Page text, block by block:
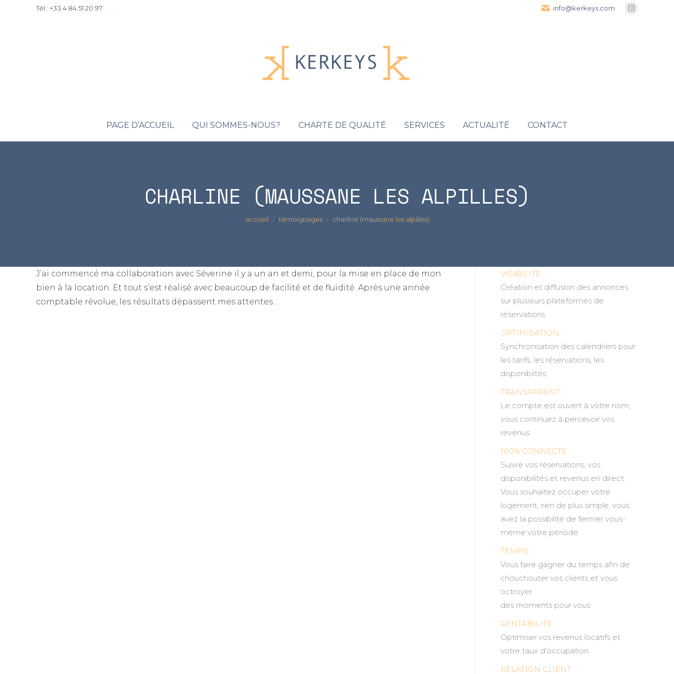
Tél : +33 4 84 51 20 97 info@kerkeys.com
Instagram
PAGE D’ACCUEIL QUI SOMMES-NOUS? CHARTE DE QUALITÉ SERVICES ACTUALITÉ CONTACT
CHARLINE (MAUSSANE LES ALPILLES)
Vous êtes ici :
accueil témoignages charline (maussane les alpilles)
J’ai commencé ma collaboration avec Séverine il y a un an et demi, pour la mise en place de mon
bien à la location. Et tout s’est réalisé avec beaucoup de facilité et de fluidité. Après une année
comptable révolue, les résultats dépassent mes attentes…
VISIBILITE
Création et diffusion des annonces
sur plusieurs plateformes de
réservations
OPTIMISATION
Synchronisation des calendriers pour
les tarifs, les réservations, les
disponibiltés
TRANSPARENT
Le compte est ouvert à votre nom,
vous continuez à percevoir vos
revenus
100% CONNECTE
Suivre vos réservations, vos
disponibilités et revenus en direct.
Vous souhaitez occuper votre
logement, rien de plus simple, vous
avez la possibilité de fermer vous-
même votre période
TEMPS
Vous faire gagner du temps afin de
chouchouter vos clients et vous
octroyer
des moments pour vous
RENTABILITE
Optimiser vos revenus locatifs et
votre taux d’occupation
RELATION CLIENT